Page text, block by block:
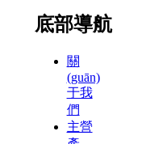
底部導航
關
(guān)
于我
們
主營